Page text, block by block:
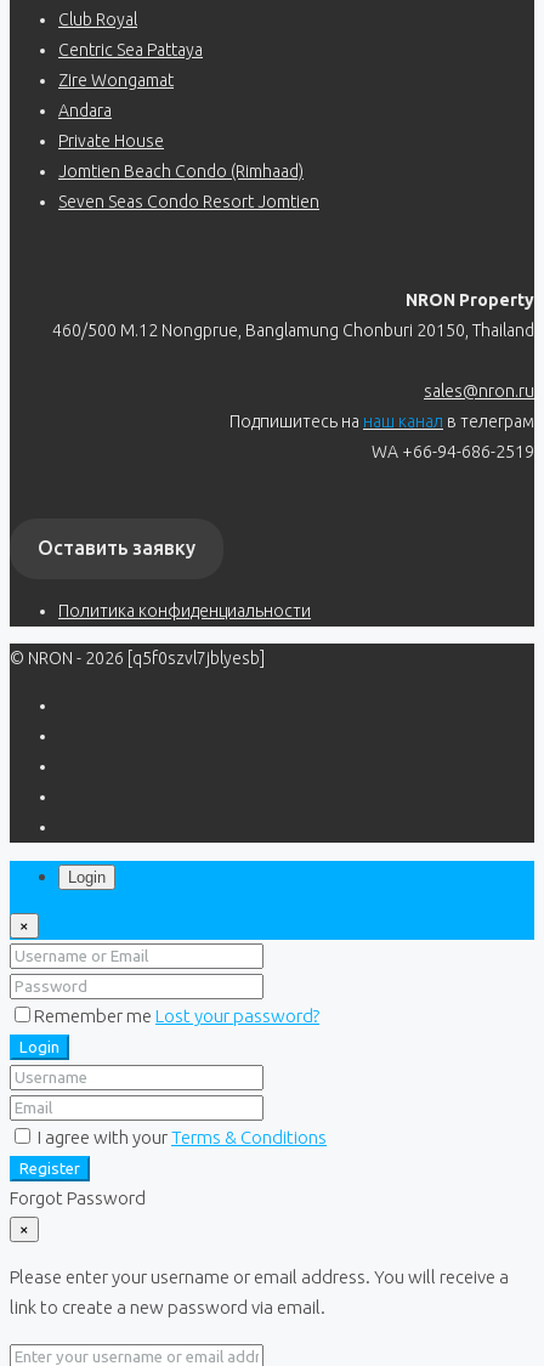
Club Royal
Centric Sea Pattaya
Zire Wongamat
Andara
Private House
Jomtien Beach Condo (Rimhaad)
Seven Seas Condo Resort Jomtien
NRON Property
460/500 M.12 Nongprue, Banglamung Chonburi 20150, Thailand
sales@nron.ru
Подпишитесь на наш канал в телеграм
WA +66-94-686-2519
Оставить заявку
Политика конфиденциальности
© NRON - 2026 [q5f0szvl7jblyesb]
Login
×
Remember me Lost your password?
Login
I agree with yourTerms & Conditions
Register
Forgot Password
×
Please enter your username or email address. You will receive a
link to create a new password via email.